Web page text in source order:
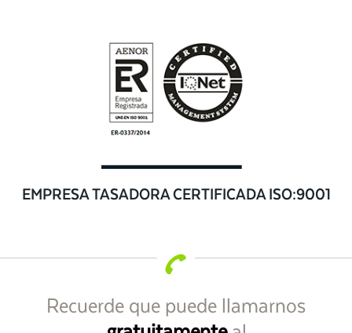
EMPRESA TASADORA CERTIFICADA ISO:9001
Recuerde que puede llamarnos